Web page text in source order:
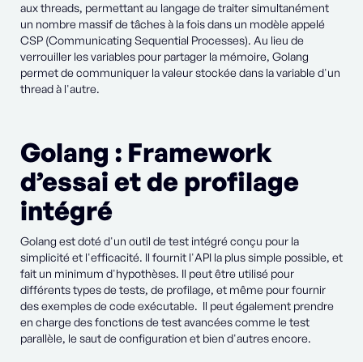
aux threads, permettant au langage de traiter simultanément
un nombre massif de tâches à la fois dans un modèle appelé
CSP (Communicating Sequential Processes). Au lieu de
verrouiller les variables pour partager la mémoire, Golang
permet de communiquer la valeur stockée dans la variable d'un
thread à l'autre.
Golang : Framework
d’essai et de profilage
intégré
Golang est doté d'un outil de test intégré conçu pour la
simplicité et l'efficacité. Il fournit l'API la plus simple possible, et
fait un minimum d'hypothèses. Il peut être utilisé pour
différents types de tests, de profilage, et même pour fournir
des exemples de code exécutable. Il peut également prendre
en charge des fonctions de test avancées comme le test
parallèle, le saut de configuration et bien d'autres encore.